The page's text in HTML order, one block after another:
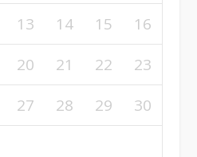
13 14 15
16
20 21 22
23
27 28 29
30